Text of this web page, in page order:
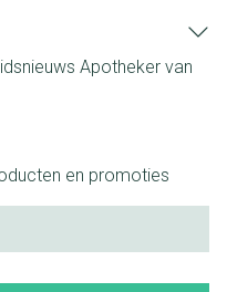
Apotheker van
en promoties